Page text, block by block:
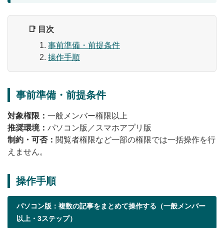
📑 目次
事前準備・前提条件
操作手順
事前準備・前提条件
対象権限： 一般メンバー権限以上
推奨環境： パソコン版／スマホアプリ版
制約・可否： 閲覧者権限など一部の権限では一括操作を行
えません。
操作手順
パソコン版：複数の記事をまとめて操作する（一般メンバー
以上・3ステップ）